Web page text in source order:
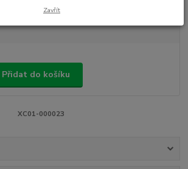
Přidat do košíku
XC01-000023
Zavřít